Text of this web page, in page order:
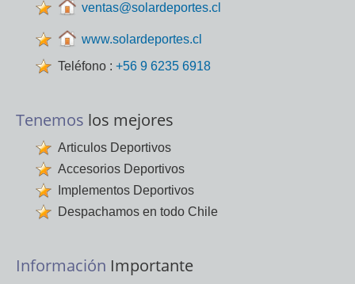
ventas@solardeportes.cl
www.solardeportes.cl
Teléfono : +56 9 6235 6918
Tenemos los mejores
Articulos Deportivos
Accesorios Deportivos
Implementos Deportivos
Despachamos en todo Chile
Información Importante